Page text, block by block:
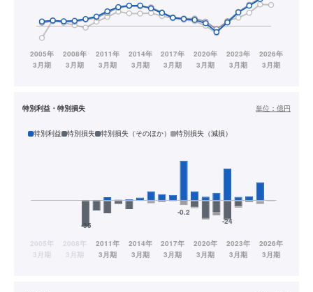
特別利益・特別損失 単位： 億円
特別利益 特別損失 特別損失（そのほか） 特別損失（減損）